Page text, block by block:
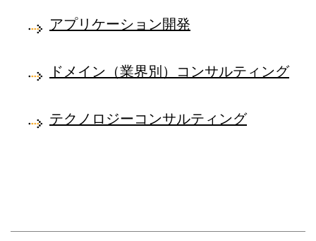
アプリケーション開発
ドメイン（業界別）コンサルティング
テクノロジーコンサルティング